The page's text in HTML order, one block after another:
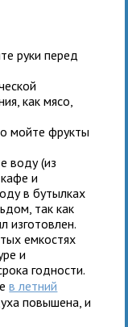
руки перед
как мясо,
мойте фрукты
воду (из
и
в бутылках
так как
изготовлен.
емкостях
и
годности.
в летний
повышена, и